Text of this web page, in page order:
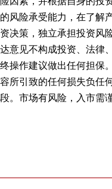
风险承受能力，在了解
决策，独立承担投资风
意见不构成投资、法律
操作建议做出任何担保
所引致的任何损失负任
。市场有风险，入市需谨